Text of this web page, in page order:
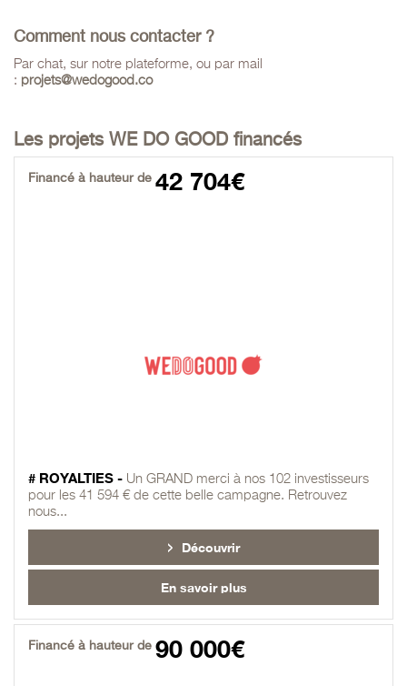
Comment nous contacter ?
Par chat, sur notre plateforme, ou par mail
: projets@wedogood.co
Les projets WE DO GOOD financés
Financé à hauteur de 42 704€
# ROYALTIES - Un GRAND merci à nos 102 investisseurs
pour les 41 594 € de cette belle campagne. Retrouvez
nous...
Découvrir
En savoir plus
Financé à hauteur de 90 000€